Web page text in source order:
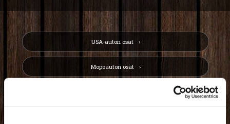
USA-auton osat
Mopoauton osat